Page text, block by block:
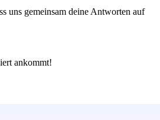
uns gemeinsam deine Antworten auf
ankommt!